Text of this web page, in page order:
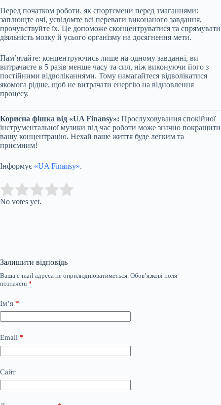
Перед початком роботи, як спортсмени перед змаганнями:
заплющте очі, усвідомте всі переваги виконаного завдання,
прочувствуйте їх. Це допоможе сконцентруватися та спрямувати
діяльність мозку й усього організму на досягнення мети.
Пам’ятайте: концентруючись лише на одному завданні, ви
витрачаєте в 5 разів менше часу та сил, ніж виконуючи його з
постійними відволіканнями. Тому намагайтеся відволікатися
якомога рідше, щоб не витрачати енергію на відновлення
процесу.
Корисна фішка від «UA Finansy»: Прослуховування спокійної
інструментальної музики під час роботи може значно покращити
вашу концентрацію. Нехай ваше життя буде легким та
приємним!
Інформує «UA Finansy».
Rate this item:
No votes yet.
Залишити відповідь
Ваша e-mail адреса не оприлюднюватиметься. Обов’язкові поля
позначені *
Ім’я *
Email *
Сайт